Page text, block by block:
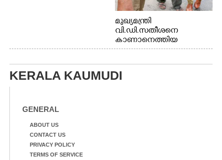
മുഖ്യമന്ത്രി
വി.ഡി.സതീശനെ
കാണാനെത്തിയ
മോഹനൻ നായർ
KERALA KAUMUDI
GENERAL
ABOUT US
CONTACT US
PRIVACY POLICY
TERMS OF SERVICE